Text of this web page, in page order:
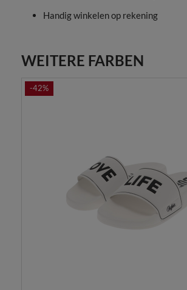
Handig winkelen op rekening
WEITERE FARBEN
-42%